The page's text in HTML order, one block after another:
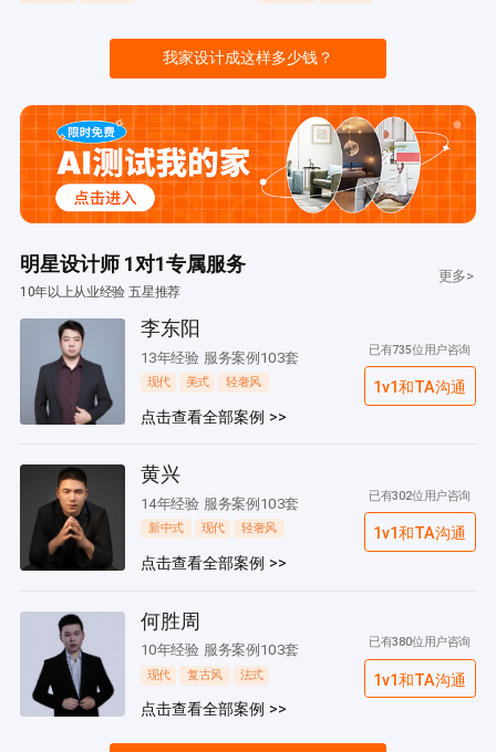
我家设计成这样多少钱？
明星设计师 1对1专属服务
10年以上从业经验 五星推荐
更多>
李东阳
13年经验 服务案例103套
现代 美式 轻奢风
点击查看全部案例 >>
已有735位用户咨询
1v1和TA沟通
黄兴
14年经验 服务案例103套
新中式 现代 轻奢风
点击查看全部案例 >>
已有302位用户咨询
1v1和TA沟通
何胜周
10年经验 服务案例103套
现代 复古风 法式
点击查看全部案例 >>
已有380位用户咨询
1v1和TA沟通